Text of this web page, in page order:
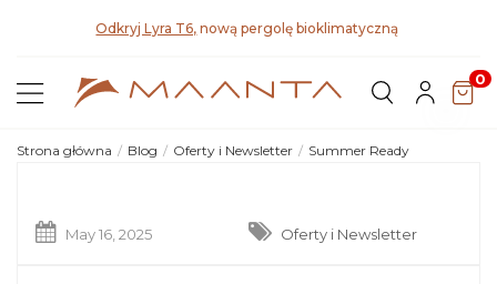
Odkryj Lyra T6, nową pergolę bioklimatyczną
0
Strona główna Blog Oferty i Newsletter Summer Ready
May 16, 2025 Oferty i Newsletter